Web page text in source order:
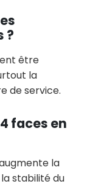
?
être
la
de service.
faces en
la
stabilité du